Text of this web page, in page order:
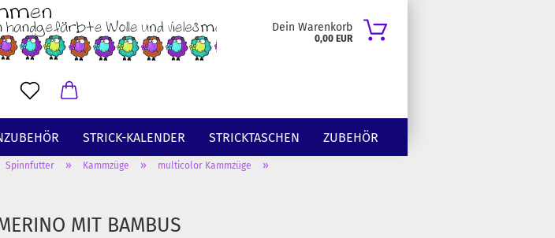
Dein Warenkorb
0,00 EUR
STRICK-KALENDER STRICKTASCHEN ZUBEHÖR
Spinnfutter » Kammzüge » multicolor Kammzüge »
MIT BAMBUS